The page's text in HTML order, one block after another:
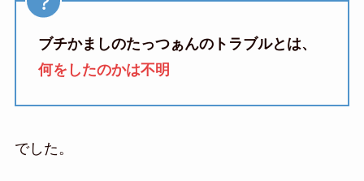
ブチかましのたっつぁんのトラブルとは、
何をしたのかは不明
でした。